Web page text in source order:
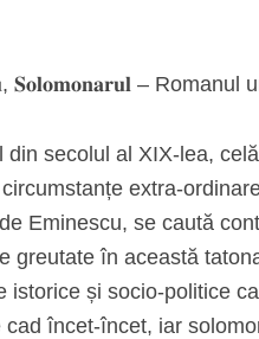
𝐒𝐨𝐥𝐨𝐦𝐨𝐧𝐚𝐫𝐮𝐥 –
din secolul al XIX-lea,
extra-
Eminescu, se caută
greutate în această
istorice și socio-politice
încet-încet, iar